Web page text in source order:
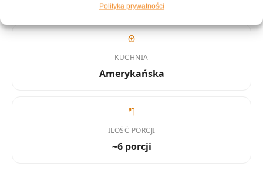
Polityka prywatności
KUCHNIA
Amerykańska
ILOŚĆ PORCJI
~6 porcji